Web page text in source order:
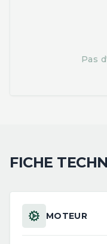
Pas
FICHE
MOTEUR